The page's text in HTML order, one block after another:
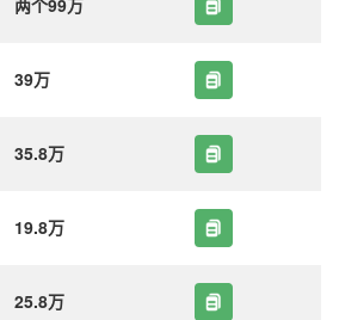
39万
35.8万
19.8万
25.8万